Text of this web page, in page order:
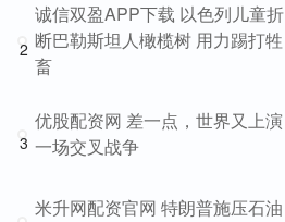
2
诚信双盈APP下载 以色列儿童折
断巴勒斯坦人橄榄树 用力踢打牲
畜
3
优股配资网 差一点，世界又上演
一场交叉战争
米升网配资官网 特朗普施压石油